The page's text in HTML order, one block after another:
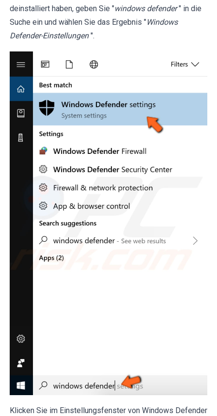
deinstalliert haben, geben Sie "windows defender " in die
Suche ein und wählen Sie das Ergebnis "Windows
Defender-Einstellungen ".
Klicken Sie im Einstellungsfenster von Windows Defender